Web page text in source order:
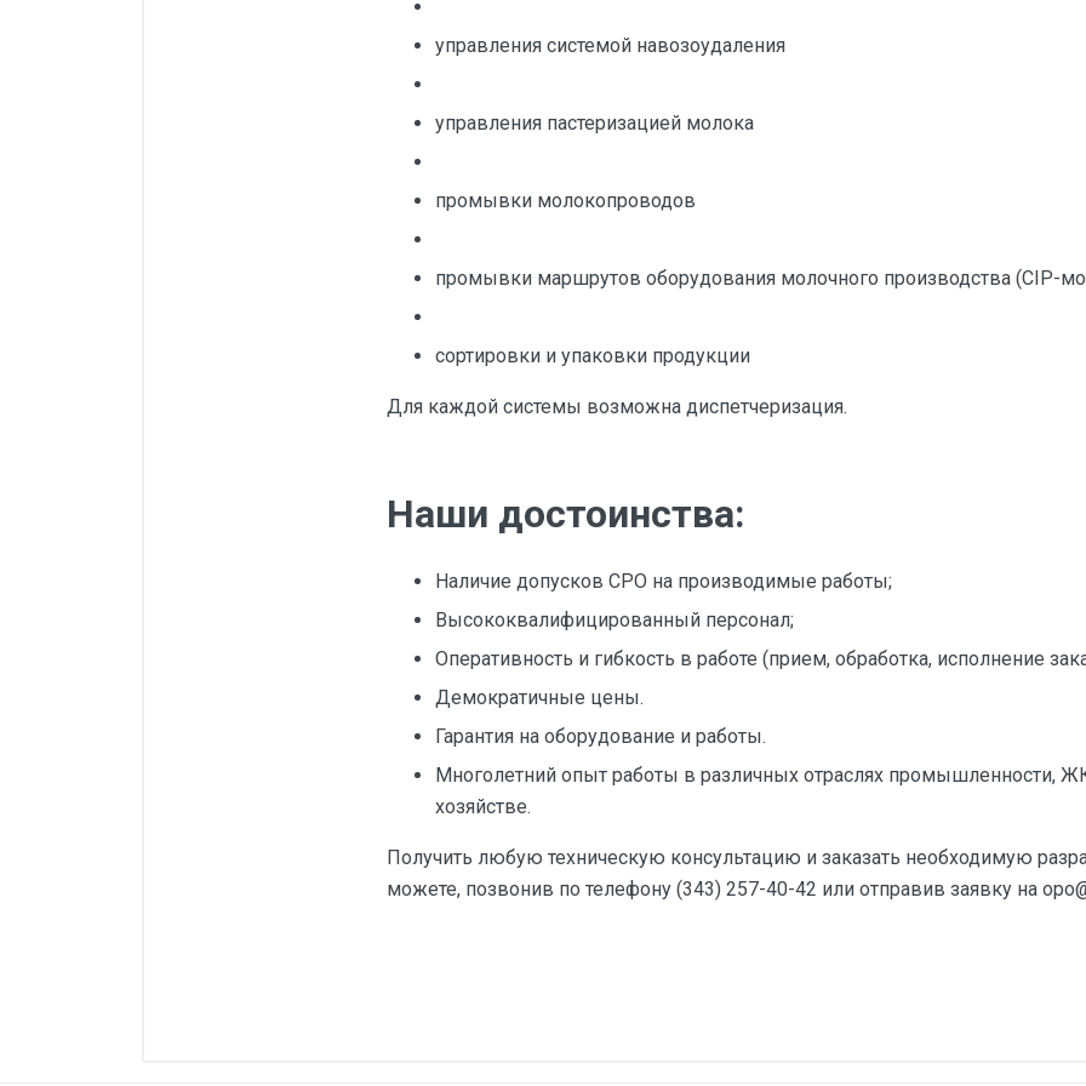
управления системой навозоудаления
управления пастеризацией молока
промывки молокопроводов
промывки маршрутов оборудования молочного производства (CIP-
сортировки и упаковки продукции
Для каждой системы возможна диспетчеризация.
Наши достоинства:
Наличие допусков СРО на производимые работы;
Высококвалифицированный персонал;
Оперативность и гибкость в работе (прием, обработка, исполнение
Демократичные цены.
Гарантия на оборудование и работы.
Многолетний опыт работы в различных отраслях промышленности,
хозяйстве.
Получить любую техническую консультацию и заказать необходимую
можете, позвонив по телефону (343) 257-40-42 или отправив заявку на